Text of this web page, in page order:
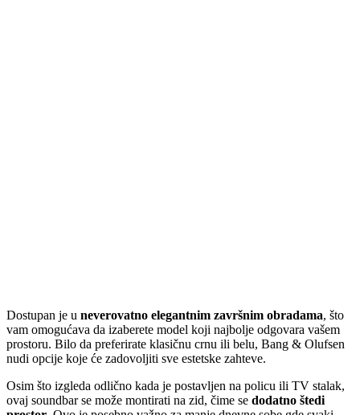
Dostupan je u neverovatno elegantnim završnim obradama, što
vam omogućava da izaberete model koji najbolje odgovara vašem
prostoru. Bilo da preferirate klasičnu crnu ili belu, Bang & Olufsen
nudi opcije koje će zadovoljiti sve estetske zahteve.
Osim što izgleda odlično kada je postavljen na policu ili TV stalak,
ovaj soundbar se može montirati na zid, čime se dodatno štedi